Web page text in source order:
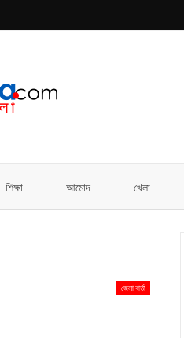
শিক্ষা আমোদ খেলা
জেলা বার্তা